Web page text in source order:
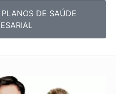
DE SAÚDE